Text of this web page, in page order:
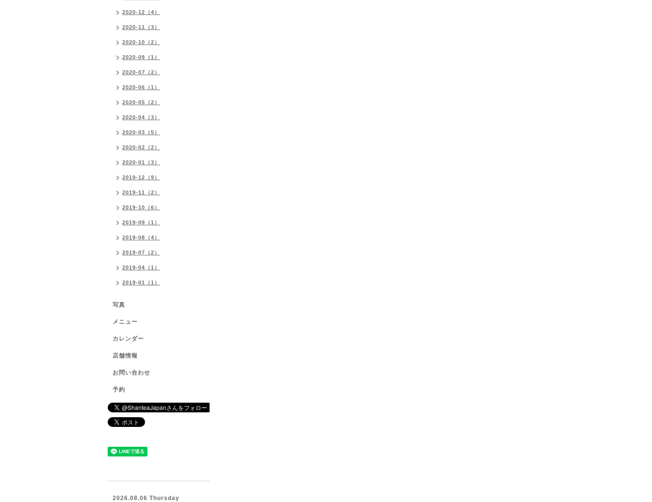
2020-12（4）
2020-11（3）
2020-10（2）
2020-09（1）
2020-07（2）
2020-06（1）
2020-05（2）
2020-04（3）
2020-03（5）
2020-02（2）
2020-01（3）
2019-12（9）
2019-11（2）
2019-10（6）
2019-09（1）
2019-08（4）
2019-07（2）
2019-04（1）
2019-01（1）
写真
メニュー
カレンダー
店舗情報
お問い合わせ
予約
2026.08.06 Thursday